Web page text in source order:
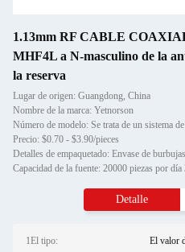
1.13mm RF CABLE
MHF4L a N-masculino de la
la reserva
Lugar de origen: Guangdong, China
Nombre de la marca: Yetnorson
Número de modelo: Se trata de un sistema
Precio: $0.70 - $3.90/pieces
Capacidad de la fuente: 20000 piezas por
Detalle
1El tipo: El valor